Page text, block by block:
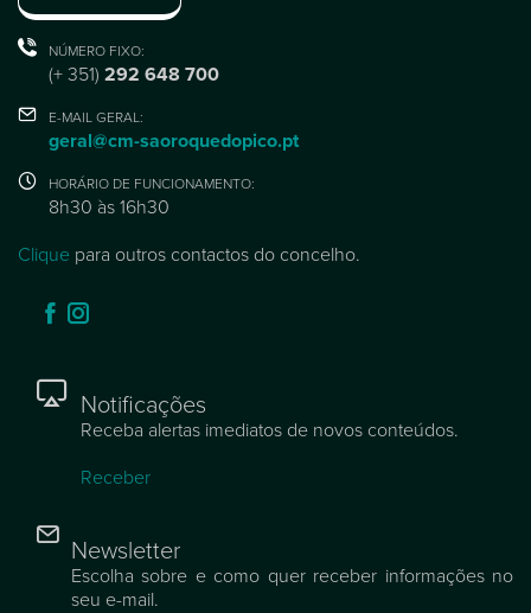
NÚMERO FIXO:
(+ 351) 292 648 700
E-MAIL GERAL:
geral@cm-saoroquedopico.pt
HORÁRIO DE FUNCIONAMENTO:
8h30 às 16h30
Clique para outros contactos do concelho.
Notificações
Receba alertas imediatos de novos conteúdos.
Receber
Newsletter
Escolha sobre e como quer receber informações no
seu e-mail.